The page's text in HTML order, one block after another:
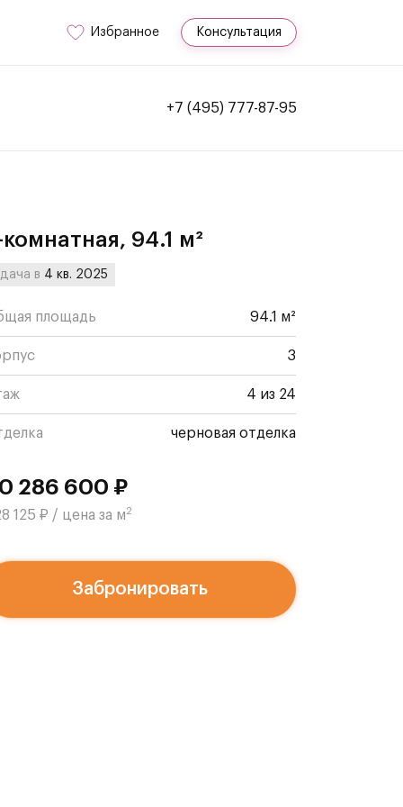
Избранное Консультация
+7 (495) 777-87-95
94.1 м²
в 4 кв. 2025
площадь 94.1 м²
3
4 из 24
черновая отделка
286 600 ₽
125 ₽ / цена за м2
Забронировать